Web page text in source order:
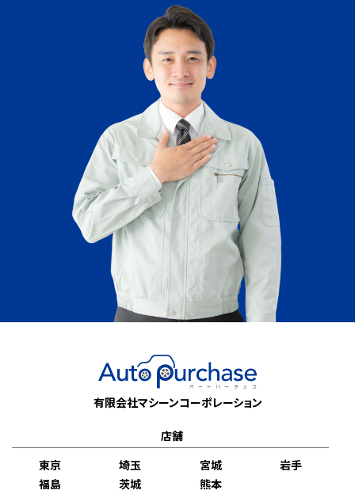
有限会社マシーンコーポレーション
店舗
東京
埼玉 宮城
岩手
福島
茨城 熊本